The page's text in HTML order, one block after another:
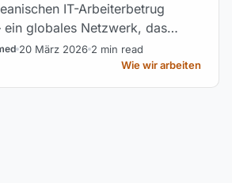
IT-Arbeiterbetrug
globales Netzwerk, das
zur Finanzierung von WMD-
20 März 2026 2 min read
Wie wir arbeiten